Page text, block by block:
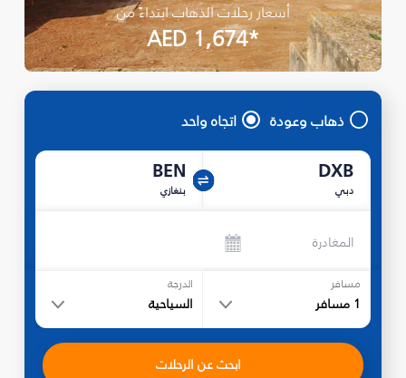
أسعار رحلات الذهاب ابتداءً من
*AED 1,674
ذهاب وعودة اتجاه واحد
DXB
دبي
BEN
بنغازي
المغادرة
مسافر
1 مسافر
الدرجة
السياحية
ابحث عن الرحلات